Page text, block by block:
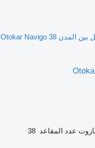
باص النقل بين المدن Otokar Navigo 38
عدد المقاعد 38